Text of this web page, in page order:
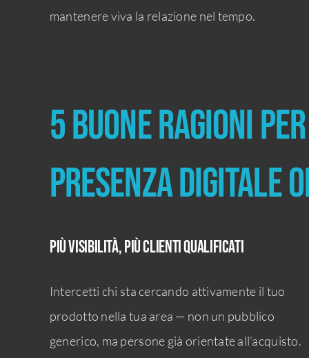
mantenere viva la relazione nel tempo.
5 buone ragioni
presenza digitale
Più visibilità, più clienti qualificati
Intercetti chi sta cercando attivamente il tuo
prodotto nella tua area — non un pubblico
generico, ma persone già orientate all’acquisto.